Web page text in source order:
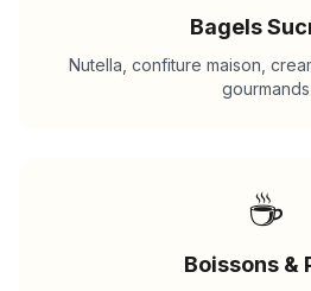
Bagels
Nutella, confiture maison,
gourmands
☕
Boissons &